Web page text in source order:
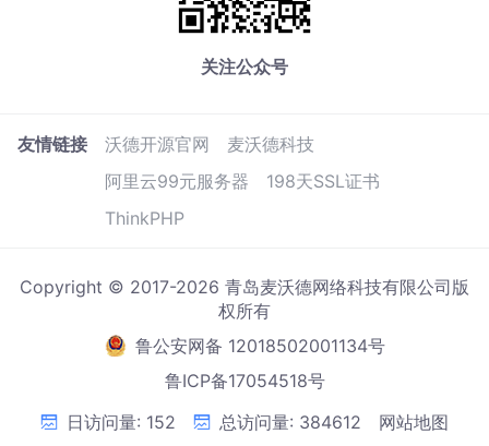
关注公众号
友情链接 沃德开源官网
麦沃德科技
阿里云99元服务器
198天SSL证书
ThinkPHP
Copyright © 2017-2026 青岛麦沃德网络科技有限公司版
权所有
鲁公安网备 12018502001134号
鲁ICP备17054518号
日访问量: 152
总访问量: 384612 网站地图